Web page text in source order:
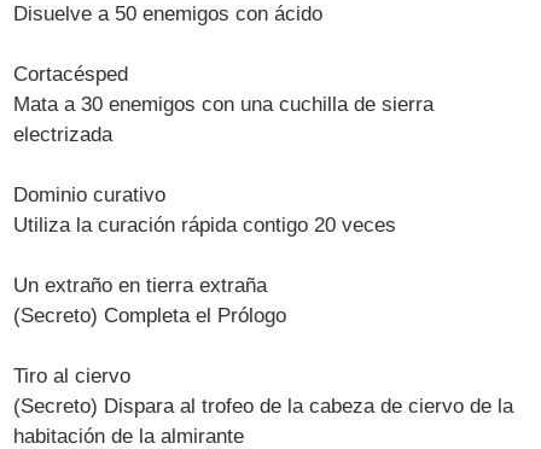
Disuelve a 50 enemigos con ácido
Cortacésped
Mata a 30 enemigos con una cuchilla de sierra
electrizada
Dominio curativo
Utiliza la curación rápida contigo 20 veces
Un extraño en tierra extraña
(Secreto) Completa el Prólogo
Tiro al ciervo
(Secreto) Dispara al trofeo de la cabeza de ciervo de la
habitación de la almirante